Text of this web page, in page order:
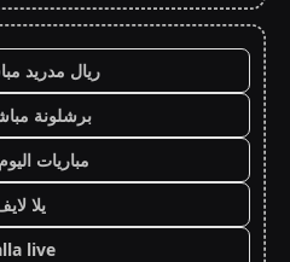
ريال مدريد
برشلونة
مباريات
يلا
live